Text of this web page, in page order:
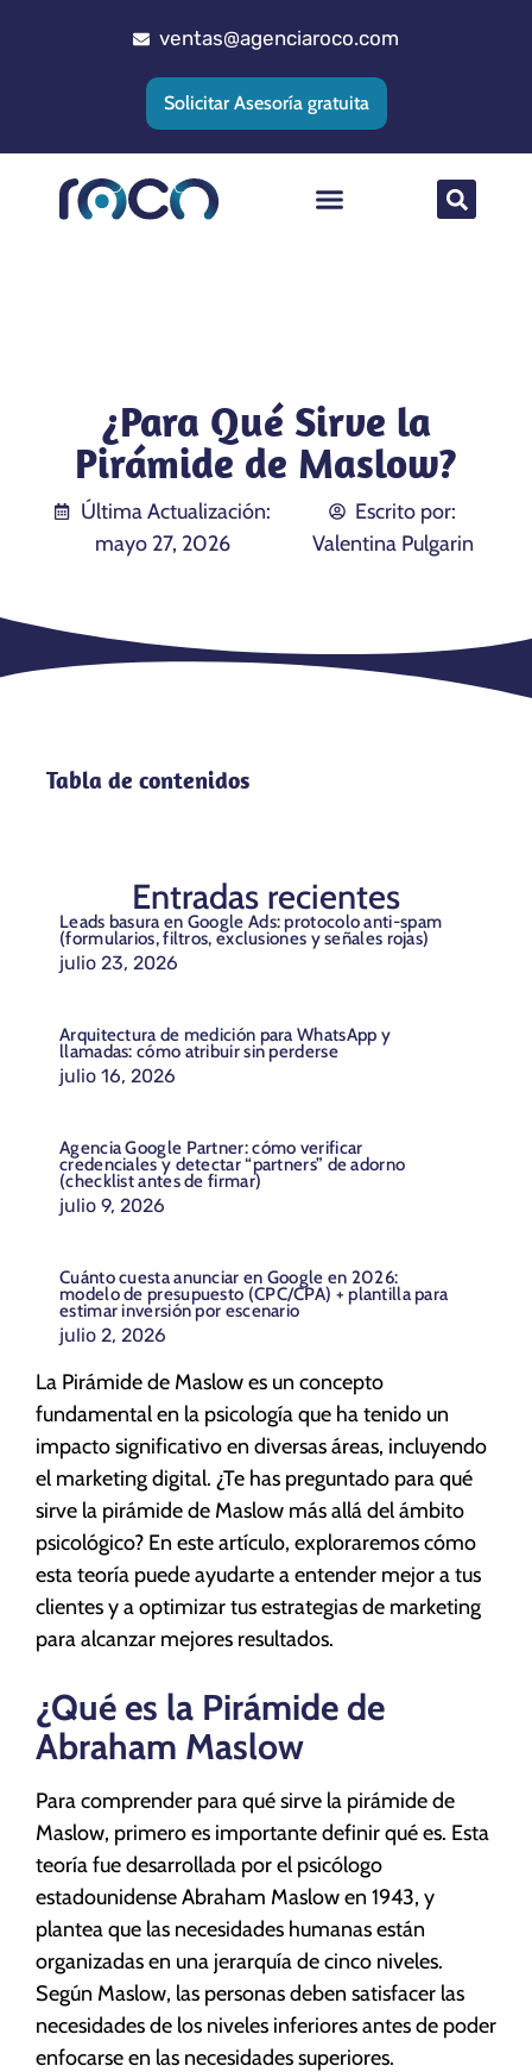
ventas@agenciaroco.com
Solicitar Asesoría gratuita
¿Para Qué Sirve la
Pirámide de Maslow?
Última Actualización:
mayo 27, 2026
Escrito por:
Valentina Pulgarin
La Pirámide de Maslow es un concepto
fundamental en la psicología que ha tenido un
impacto significativo en diversas áreas, incluyendo
el marketing digital. ¿Te has preguntado para qué
sirve la pirámide de Maslow más allá del ámbito
psicológico? En este artículo, exploraremos cómo
esta teoría puede ayudarte a entender mejor a tus
clientes y a optimizar tus estrategias de marketing
para alcanzar mejores resultados.
¿Qué es la Pirámide de
Abraham Maslow
Para comprender para qué sirve la pirámide de
Maslow, primero es importante definir qué es. Esta
teoría fue desarrollada por el psicólogo
estadounidense Abraham Maslow en 1943, y
plantea que las necesidades humanas están
organizadas en una jerarquía de cinco niveles.
Según Maslow, las personas deben satisfacer las
necesidades de los niveles inferiores antes de poder
enfocarse en las necesidades superiores.
Tabla de contenidos
Entradas recientes
Leads basura en Google Ads: protocolo anti-spam
(formularios, filtros, exclusiones y señales rojas)
julio 23, 2026
Arquitectura de medición para WhatsApp y
llamadas: cómo atribuir sin perderse
julio 16, 2026
Agencia Google Partner: cómo verificar
credenciales y detectar “partners” de adorno
(checklist antes de firmar)
julio 9, 2026
Cuánto cuesta anunciar en Google en 2026:
modelo de presupuesto (CPC/CPA) + plantilla para
estimar inversión por escenario
julio 2, 2026